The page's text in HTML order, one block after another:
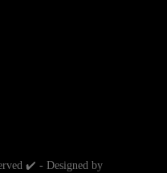
✔️ - Designed by